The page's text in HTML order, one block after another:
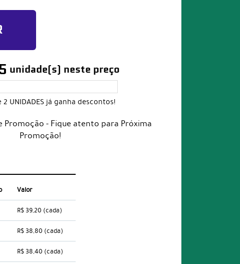
unidade(s) neste preço
UNIDADES já ganha descontos!
Promoção - Fique atento para Próxima
Promoção!
Valor
R$ 39,20 (cada)
R$ 38,80 (cada)
R$ 38,40 (cada)